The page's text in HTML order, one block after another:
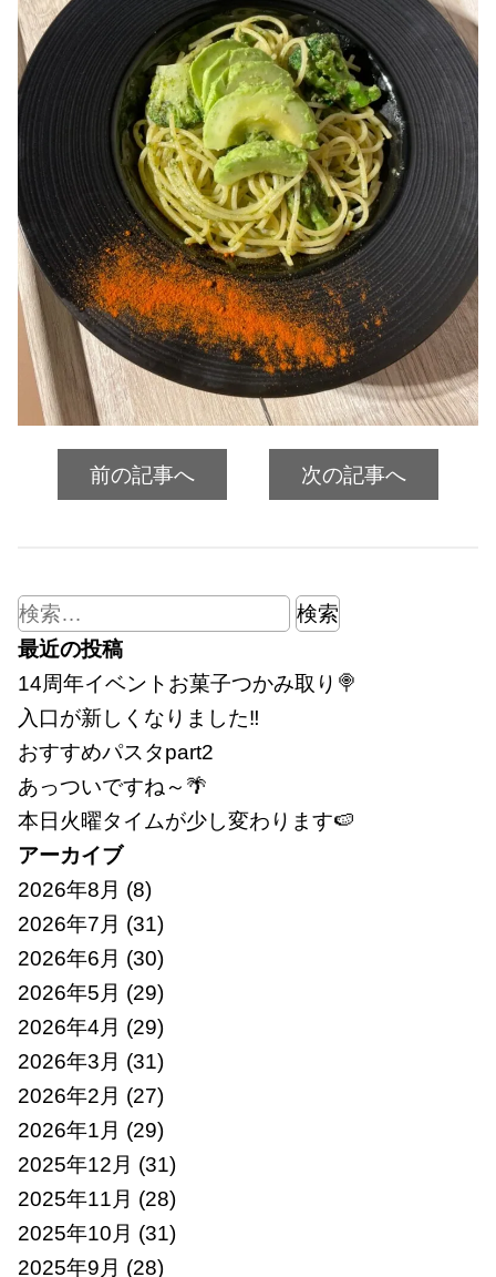
前の記事へ 次の記事へ
検
索:
最近の投稿
14周年イベントお菓子つかみ取り🍭
入口が新しくなりました‼
おすすめパスタpart2
あっついですね～🌴
本日火曜タイムが少し変わります🍉
アーカイブ
2026年8月 (8)
2026年7月 (31)
2026年6月 (30)
2026年5月 (29)
2026年4月 (29)
2026年3月 (31)
2026年2月 (27)
2026年1月 (29)
2025年12月 (31)
2025年11月 (28)
2025年10月 (31)
2025年9月 (28)